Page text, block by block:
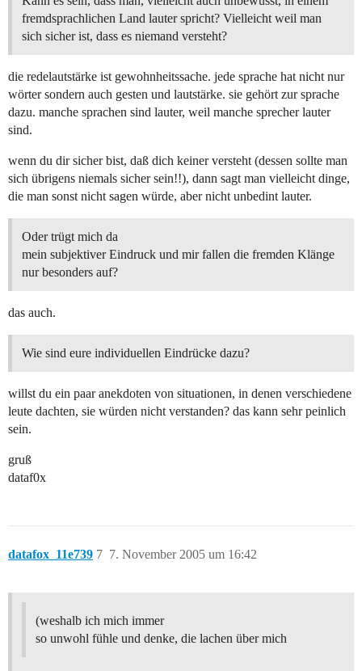
fremdsprachlichen Land lauter spricht? Vielleicht weil man
sich sicher ist, dass es niemand versteht?
die redelautstärke ist gewohnheitssache. jede sprache hat nicht nur
wörter sondern auch gesten und lautstärke. sie gehört zur sprache
dazu. manche sprachen sind lauter, weil manche sprecher lauter
sind.
wenn du dir sicher bist, daß dich keiner versteht (dessen sollte man
sich übrigens niemals sicher sein!!), dann sagt man vielleicht dinge,
die man sonst nicht sagen würde, aber nicht unbedint lauter.
Oder trügt mich da
mein subjektiver Eindruck und mir fallen die fremden Klänge
nur besonders auf?
das auch.
Wie sind eure individuellen Eindrücke dazu?
willst du ein paar anekdoten von situationen, in denen verschiedene
leute dachten, sie würden nicht verstanden? das kann sehr peinlich
sein.
gruß
dataf0x
datafox_11e739 7. November 2005 um 16:42
7
(weshalb ich mich immer
so unwohl fühle und denke, die lachen über mich